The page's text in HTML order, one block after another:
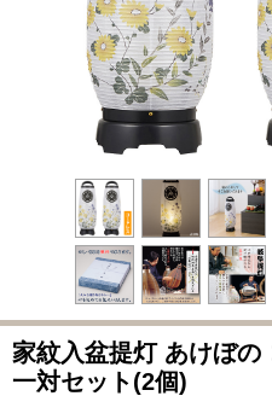
家紋入盆提灯 あけぼの
一対セット(2個)